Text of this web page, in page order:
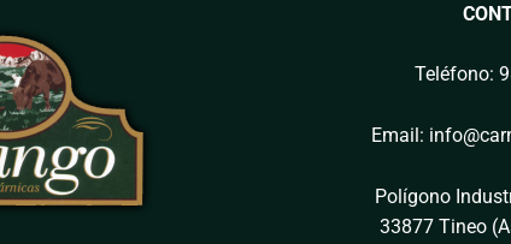
Teléfono:
Email:
Polígono
33877 Tineo